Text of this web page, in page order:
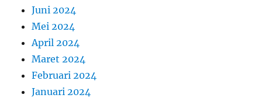
Juni 2024
Mei 2024
April 2024
Maret 2024
Februari 2024
Januari 2024